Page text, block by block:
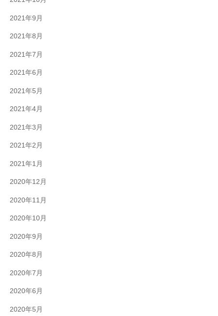
2021年9月
2021年8月
2021年7月
2021年6月
2021年5月
2021年4月
2021年3月
2021年2月
2021年1月
2020年12月
2020年11月
2020年10月
2020年9月
2020年8月
2020年7月
2020年6月
2020年5月